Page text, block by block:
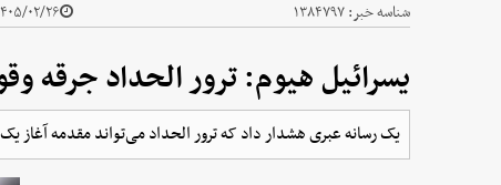
شناسه خبر:۱۳۸۴۷۹۷ ۱۴۰۵/۰۲/۲۶ -
یسرائیل هیوم: ترور الحداد
یک رسانه عبری هشدار داد که ترور الحداد می‌تواند مقدمه آغاز